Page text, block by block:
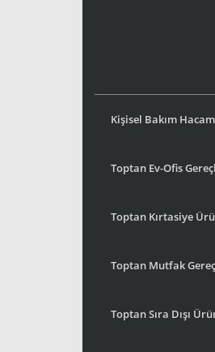
Kişisel Bakım
Toptan Ev-Ofis
Toptan Kırtasiye
Toptan Mutfak
Toptan Sıra Dışı